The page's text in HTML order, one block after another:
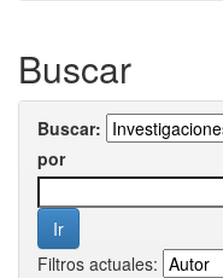
Buscar
Buscar:
por
Filtros actuales: